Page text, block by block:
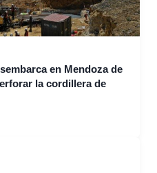
en Mendoza de
la cordillera de